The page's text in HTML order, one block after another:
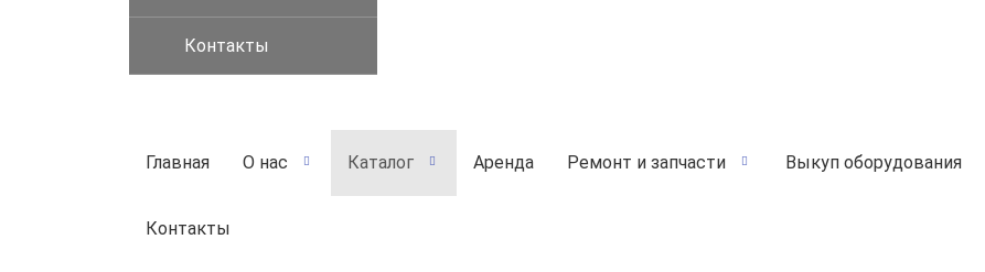
Контакты
Главная О нас Каталог Аренда Ремонт и запчасти Выкуп оборудования
Контакты